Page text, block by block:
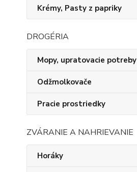
Krémy, Pasty z papriky
DROGÉRIA
Mopy, upratovacie potreby
Odžmolkovače
Pracie prostriedky
ZVÁRANIE A NAHRIEVANIE
Horáky